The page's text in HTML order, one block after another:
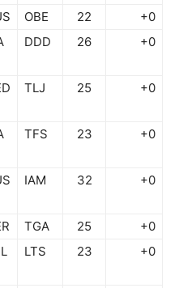
OBE 22
+0
DDD 26 +0
TLJ 25 +0
TFS 23 +0
IAM 32 +0
TGA 25
+0
LTS 23 +0